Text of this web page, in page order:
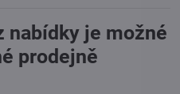
nabídky je možné
prodejně